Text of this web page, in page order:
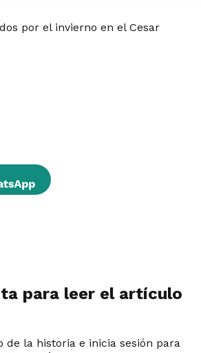
por el invierno en el Cesar
para leer el artículo
de la historia e inicia sesión para